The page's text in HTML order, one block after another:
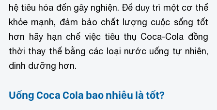
hệ tiêu hóa đến gây nghiện. Để duy trì một cơ thể
khỏe mạnh, đảm bảo chất lượng cuộc sống tốt
hơn hãy hạn chế việc tiêu thụ Coca-Cola đồng
thời thay thế bằng các loại nước uống tự nhiên,
dinh dưỡng hơn.
Uống Coca Cola bao nhiêu là tốt?